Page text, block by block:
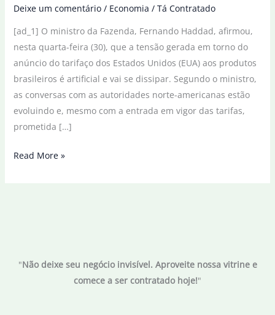
Deixe um comentário / Economia / Tá Contratado
[ad_1] O ministro da Fazenda, Fernando Haddad, afirmou,
nesta quarta-feira (30), que a tensão gerada em torno do
anúncio do tarifaço dos Estados Unidos (EUA) aos produtos
brasileiros é artificial e vai se dissipar. Segundo o ministro,
as conversas com as autoridades norte-americanas estão
evoluindo e, mesmo com a entrada em vigor das tarifas,
prometida […]
“Tensão
vai
Read More »
"Não deixe seu negócio invisível. Aproveite nossa vitrine e
comece a ser contratado hoje!"